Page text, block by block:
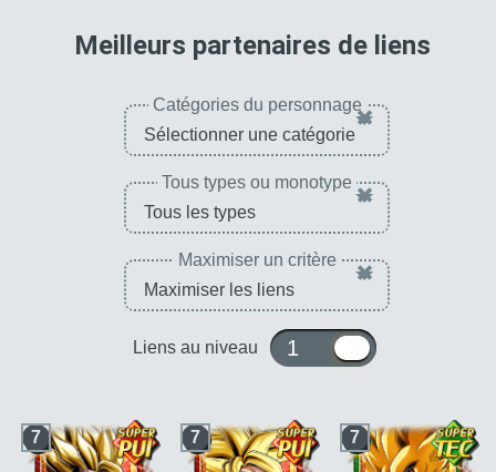
Meilleurs partenaires de liens
Catégories du personnage×
Tous types ou monotype ×
Maximiser un critère ×
Liens au niveau 1 ou 10
7 7 7